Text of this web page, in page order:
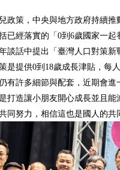
政策，中央與地方政府持續
已經落實的「0到6歲國家一
談話中提出「臺灣人口對策
是提供0到18歲成長津貼，每
有許多細節與配套，近期會
打造讓小朋友開心成長並且
同努力，相信這也是國人的共